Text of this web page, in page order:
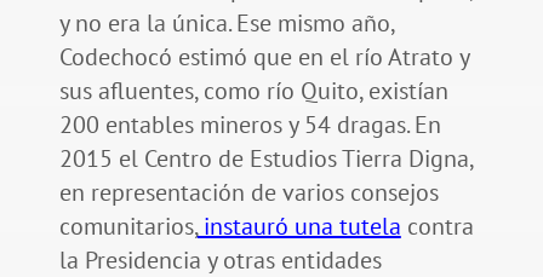
y no era la única. Ese mismo año,
Codechocó estimó que en el río Atrato y
sus afluentes, como río Quito, existían
200 entables mineros y 54 dragas. En
2015 el Centro de Estudios Tierra Digna,
en representación de varios consejos
comunitarios,instauró una tutela contra
la Presidencia y otras entidades